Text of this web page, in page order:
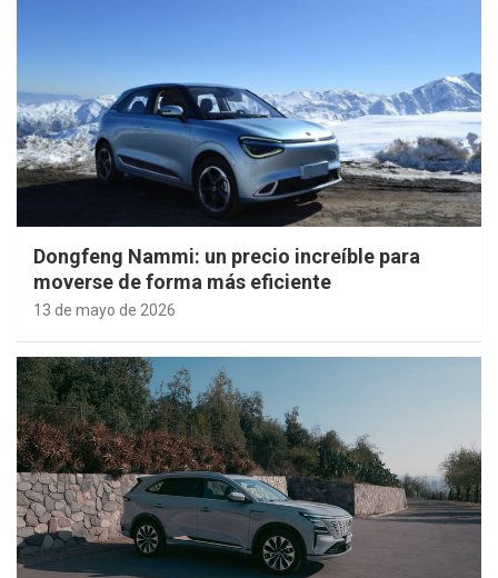
Dongfeng Nammi: un precio increíble para
moverse de forma más eficiente
13 de mayo de 2026